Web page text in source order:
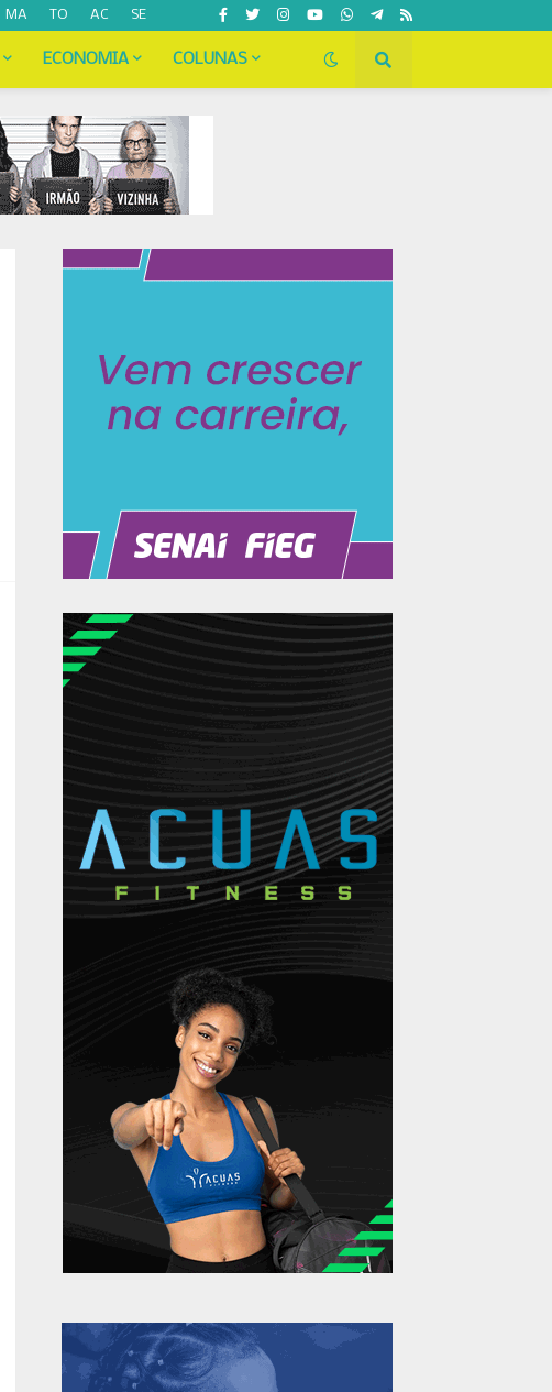
MA TO AC SE
ECONOMIA COLUNAS